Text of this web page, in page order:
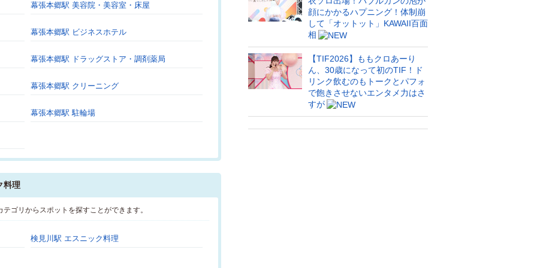
幕張本郷駅 美容院・美容室・床屋
幕張本郷駅 ビジネスホテル
幕張本郷駅 ドラッグストア・調剤薬局
幕張本郷駅 クリーニング
幕張本郷駅 駐輪場
料理
ゴリからスポットを探すことができます。
検見川駅 エスニック料理
顔にかかるハプニング！体制崩
して「オットット」KAWAII百面
相
【TIF2026】ももクロあーり
ん、30歳になって初のTIF！ド
リンク飲むのもトークとパフォ
で飽きさせないエンタメ力はさ
すが